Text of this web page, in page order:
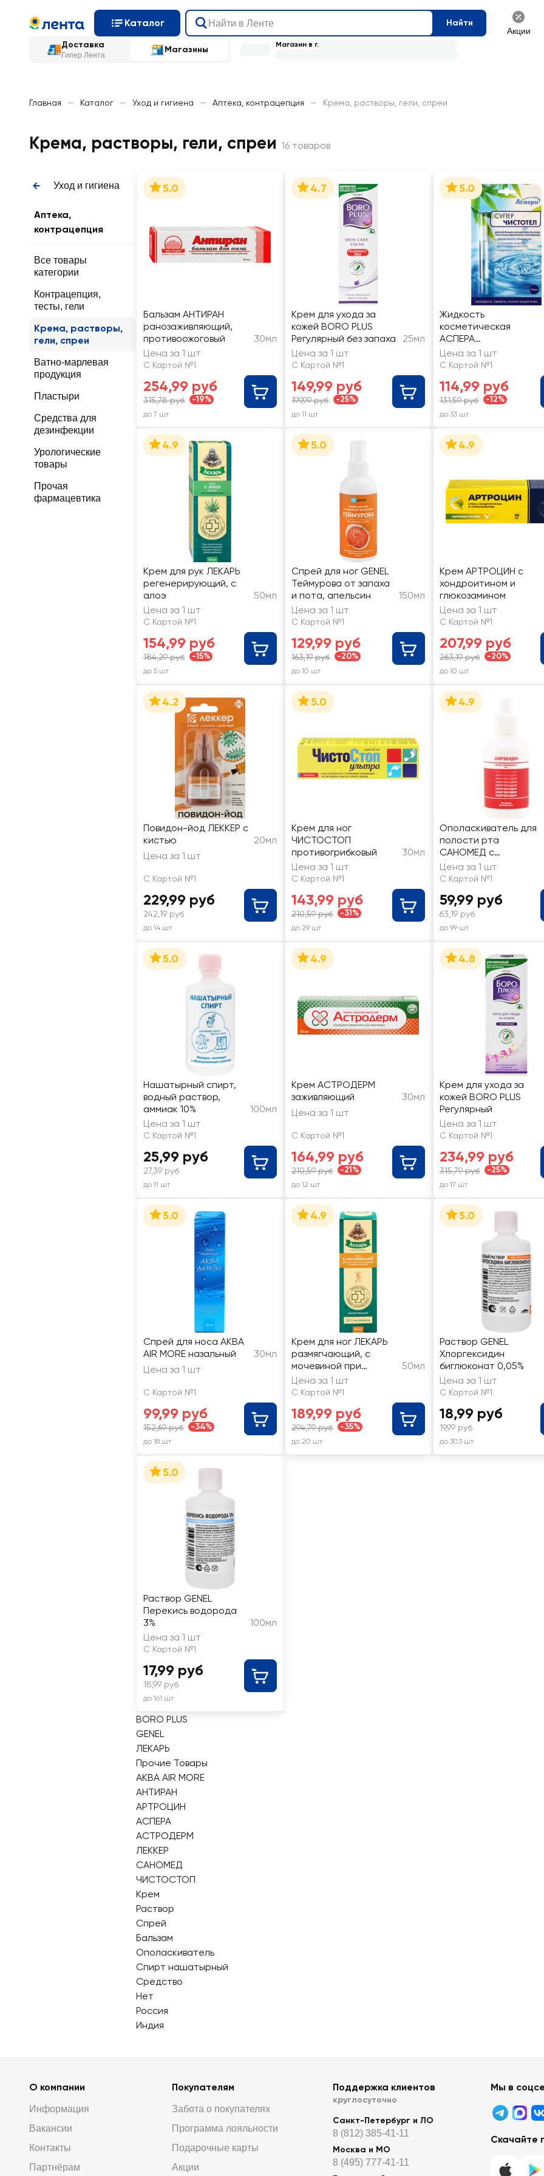
Каталог Найти
Акции
Доставка
Гипер Лента
Магазины Магазин в г.
Главная — Каталог — Уход и гигиена — Аптека, контрацепция — Крема, растворы, гели, спреи
Крема, растворы, гели, спреи 16 товаров
Уход и гигиена
Аптека,
контрацепция
Все товары
категории
Контрацепция,
тесты, гели
Крема, растворы,
гели, спреи
Ватно-марлевая
продукция
Пластыри
Средства для
дезинфекции
Урологические
товары
Прочая
фармацевтика
5.0
Бальзам АНТИРАН
ранозаживляющий,
противоожоговый
30мл
Цена за 1 шт
С Картой №1
254,99 руб
315,78 руб -19%
до 7 шт
4.7
Крем для ухода за
кожей BORO PLUS
Регулярный без запаха
25мл
Цена за 1 шт
С Картой №1
149,99 руб
199,99 руб -25%
до 11 шт
5.0
Жидкость
косметическая
АСПЕРА
Суперчистотел
Цена за 1 шт
С Картой №1
114,99 руб
131,59 руб -12%
до 33 шт
4.9
Крем для рук ЛЕКАРЬ
регенерирующий, с
алоэ
50мл
Цена за 1 шт
С Картой №1
154,99 руб
184,29 руб -15%
до 5 шт
5.0
Спрей для ног GENEL
Теймурова от запаха
и пота, апельсин
150мл
Цена за 1 шт
С Картой №1
129,99 руб
163,19 руб -20%
до 10 шт
4.9
Крем АРТРОЦИН с
хондроитином и
глюкозамином
Цена за 1 шт
С Картой №1
207,99 руб
263,19 руб -20%
до 10 шт
4.2
Повидон-йод ЛЕККЕР с
кистью
20мл
Цена за 1 шт
С Картой №1
229,99 руб
242,19 руб
до 14 шт
5.0
Крем для ног
ЧИСТОСТОП
противогрибковый
30мл
Цена за 1 шт
С Картой №1
143,99 руб
210,59 руб -31%
до 29 шт
4.9
Ополаскиватель для
полости рта
САНОМЕД с
хлоргексидином
Цена за 1 шт
С Картой №1
59,99 руб
63,19 руб
до 99 шт
5.0
Нашатырный спирт,
водный раствор,
аммиак 10%
100мл
Цена за 1 шт
С Картой №1
25,99 руб
27,39 руб
до 11 шт
4.9
Крем АСТРОДЕРМ
заживляющий
30мл
Цена за 1 шт
С Картой №1
164,99 руб
210,59 руб -21%
до 12 шт
4.8
Крем для ухода за
кожей BORO PLUS
Регулярный
Цена за 1 шт
С Картой №1
234,99 руб
315,79 руб -25%
до 17 шт
5.0
Спрей для носа АКВА
AIR MORE назальный
30мл
Цена за 1 шт
С Картой №1
99,99 руб
152,69 руб -34%
до 18 шт
4.9
Крем для ног ЛЕКАРЬ
размягчающий, с
мочевиной при
натоптышах
50мл
Цена за 1 шт
С Картой №1
189,99 руб
294,79 руб -35%
до 20 шт
5.0
Раствор GENEL
Хлоргексидин
биглюконат 0,05%
Цена за 1 шт
С Картой №1
18,99 руб
19,99 руб
до 303 шт
5.0
Раствор GENEL
Перекись водорода
3%
100мл
Цена за 1 шт
С Картой №1
17,99 руб
18,99 руб
до 161 шт
BORO PLUS
GENEL
ЛЕКАРЬ
Прочие Товары
АКВА AIR MORE
АНТИРАН
АРТРОЦИН
АСПЕРА
АСТРОДЕРМ
ЛЕККЕР
САНОМЕД
ЧИСТОСТОП
Крем
Раствор
Спрей
Бальзам
Ополаскиватель
Спирт нашатырный
Средство
Нет
Россия
Индия
О компании
Информация
Вакансии
Контакты
Партнёрам
Покупателям
Забота о покупателях
Программа лояльности
Подарочные карты
Акции
Поддержка клиентов
круглосуточно
Санкт-Петербург и ЛО
8 (812) 385-41-11
Москва и МО
8 (495) 777-41-11
Мы в
Скачайте